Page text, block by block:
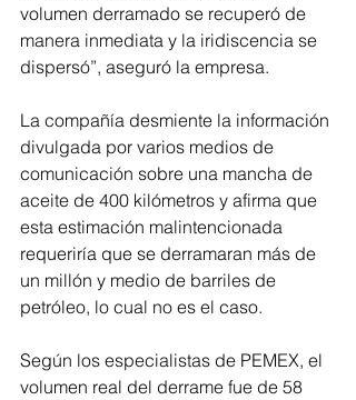
volumen derramado se recuperó de
manera inmediata y la iridiscencia se
dispersó”, aseguró la empresa.
La compañía desmiente la información
divulgada por varios medios de
comunicación sobre una mancha de
aceite de 400 kilómetros y afirma que
esta estimación malintencionada
requeriría que se derramaran más de
un millón y medio de barriles de
petróleo, lo cual no es el caso.
Según los especialistas de PEMEX, el
volumen real del derrame fue de 58